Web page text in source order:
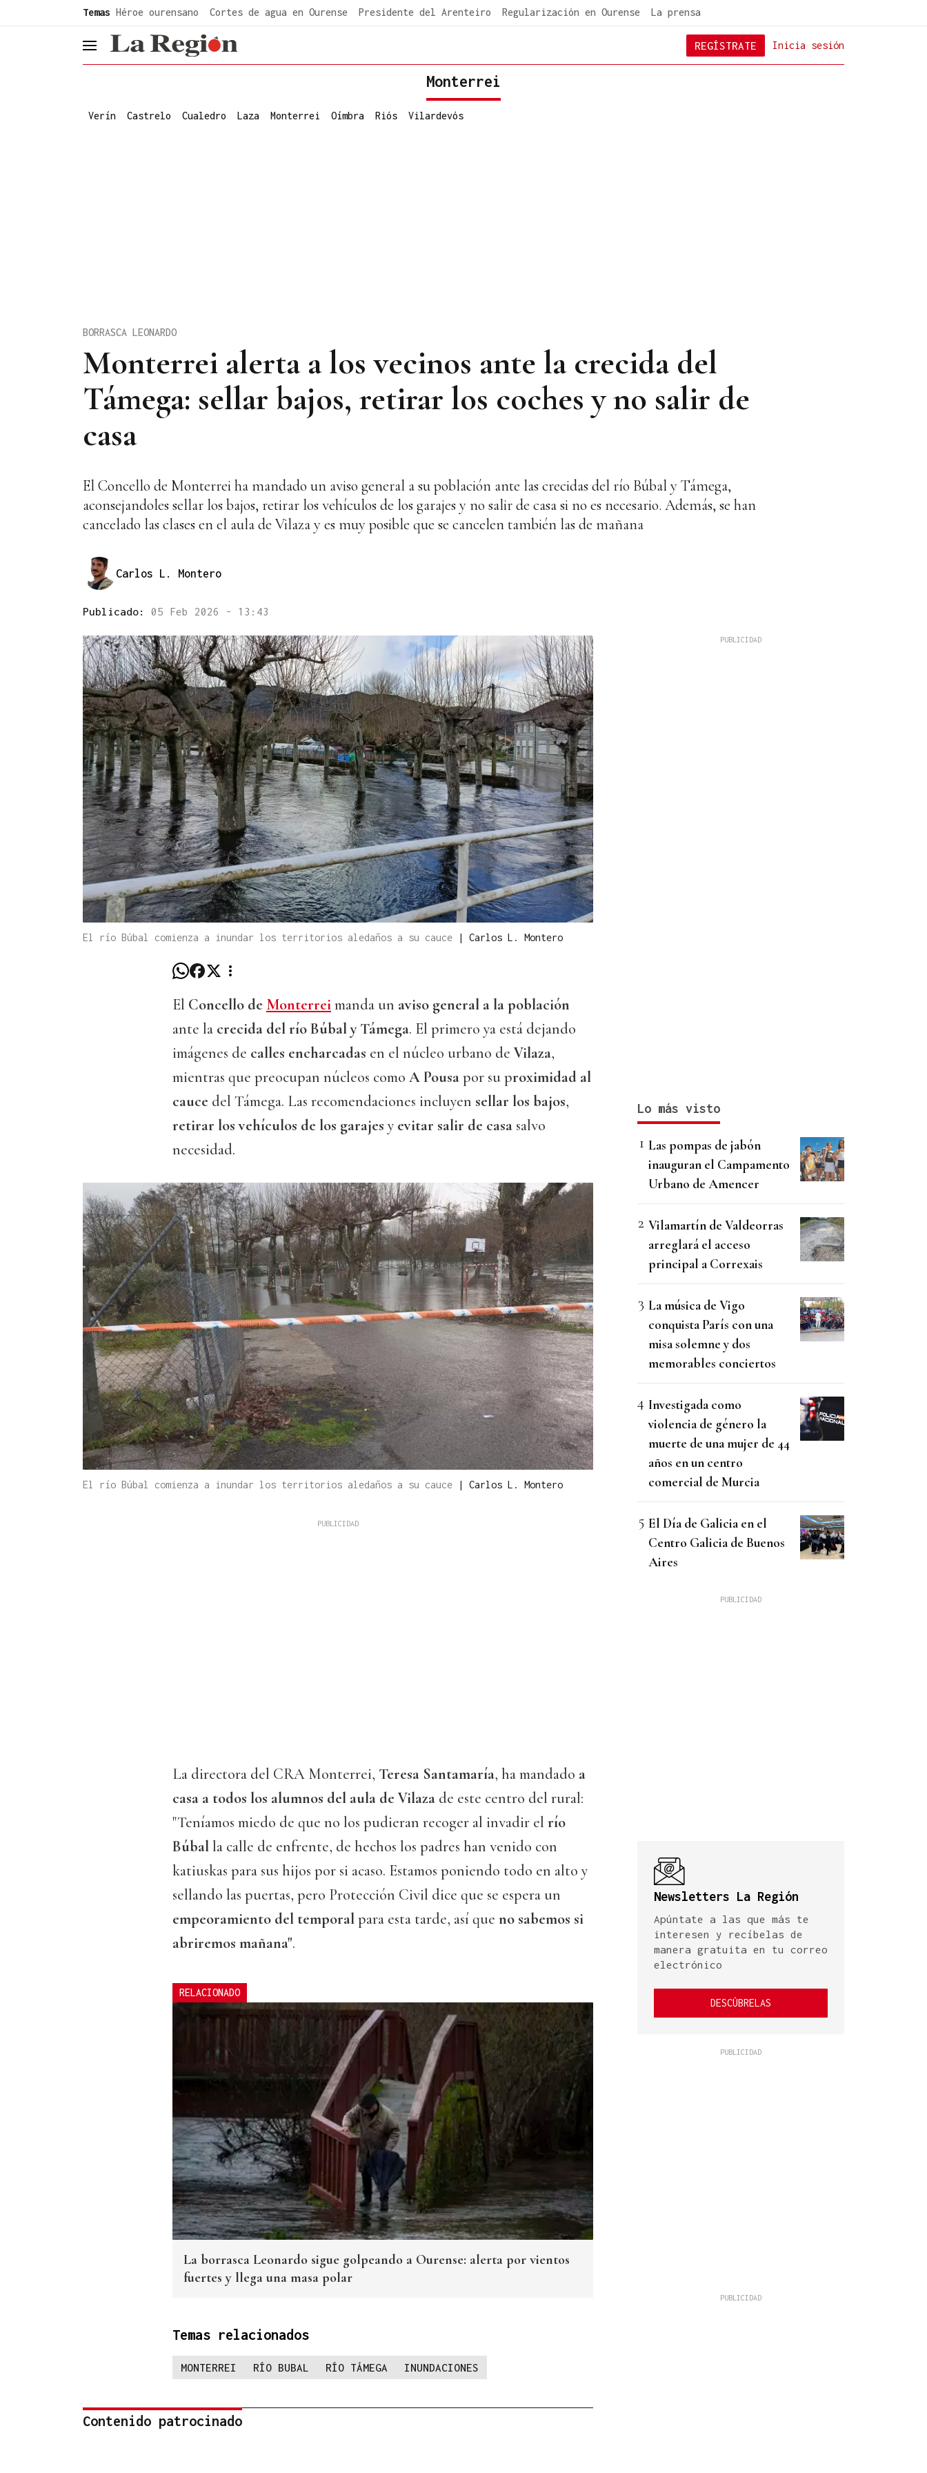
Temas Héroe ourensano Cortes de agua en Ourense Presidente del Arenteiro Regularización en Ourense La prensa
header.menu.open Inicia sesión
REGÍSTRATE
Monterrei
Verín Castrelo Cualedro Laza Monterrei Oímbra Riós Vilardevós
Monterrei alerta a los vecinos ante la crecida del
Támega: sellar bajos, retirar los coches y no salir de
casa
BORRASCA LEONARDO
El Concello de Monterrei ha mandado un aviso general a su población ante las crecidas del río Búbal y Támega,
aconsejandoles sellar los bajos, retirar los vehículos de los garajes y no salir de casa si no es necesario. Además, se han
cancelado las clases en el aula de Vilaza y es muy posible que se cancelen también las de mañana
Carlos L. Montero
Publicado: 05 Feb 2026 - 13:43
El río Búbal comienza a inundar los territorios aledaños a su cauce | Carlos L. Montero
El Concello de Monterreimanda un aviso general a la población
ante la crecida del río Búbal y Támega. El primero ya está dejando
imágenes de calles encharcadas en el núcleo urbano de Vilaza,
mientras que preocupan núcleos como A Pousapor su proximidad al
cauce del Támega. Las recomendaciones incluyen sellar los bajos,
retirar los vehículos de los garajes y evitar salir de casa salvo
necesidad.
El río Búbal comienza a inundar los territorios aledaños a su cauce | Carlos L. Montero
La directora del CRA Monterrei, Teresa Santamaría, ha mandado a
casa a todos los alumnos del aula de Vilaza de este centro del rural:
"Teníamos miedo de que no los pudieran recoger al invadir el río
Búballa calle de enfrente, de hechos los padres han venido con
katiuskas para sus hijos por si acaso. Estamos poniendo todo en alto y
sellando las puertas, pero Protección Civil dice que se espera un
empeoramiento del temporalpara esta tarde, así que no sabemos si
abriremos mañana".
RELACIONADO
La borrasca Leonardo sigue golpeando a Ourense: alerta por vientos
fuertes y llega una masa polar
Temas relacionados
MONTERREI RÍO BUBAL RÍO TÁMEGA INUNDACIONES
Contenido patrocinado
Lo más visto
Las pompas de jabón
inauguran el Campamento
Urbano de Amencer
Vilamartín de Valdeorras
arreglará el acceso
principal a Correxais
La música de Vigo
conquista París con una
misa solemne y dos
memorables conciertos
Investigada como
violencia de género la
muerte de una mujer de 44
años en un centro
comercial de Murcia
El Día de Galicia en el
Centro Galicia de Buenos
Aires
Newsletters La Región
Apúntate a las que más te
interesen y recíbelas de
manera gratuita en tu correo
electrónico
DESCÚBRELAS